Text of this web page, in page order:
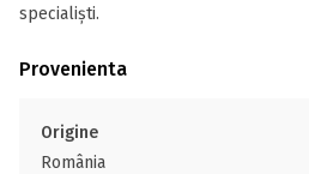
specialiști.
Provenienta
Origine
România